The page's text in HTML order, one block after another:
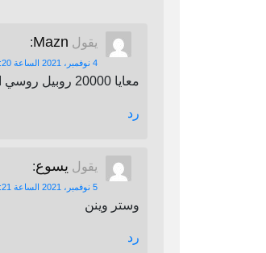
يقول Mazn
:
4 نوفمبر، 2021 الساعة 4:20 م
معايا 20000 روبيل روسي اغيرهم فين في القاهرة
رد
يقول يسوع:
5 نوفمبر، 2021 الساعة 10:21 م
وستر وينن
رد